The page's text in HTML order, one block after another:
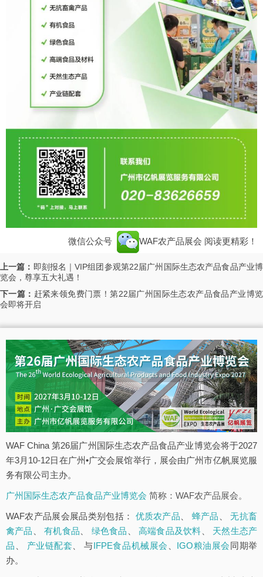
微信公众号 WAF农产品展会 阅读更精彩！
上一篇： 即刻报名｜VIP组团参观第22届广州国际生态农产品食品产业博
览会，尊享五大礼遇！
下一篇： 赶紧来领免费门票！第22届广州国际生态农产品食品产业博览
会即将开启
WAF China 第26届广州国际生态农产品食品产业博览会将于2027
年3月10-12日在广州•广交会展馆举行，展会由广州市亿帆展览服
务有限公司主办。
广州国际生态农产品食品产业博览会 简称：WAF农产品展会。
WAF农产品展会展品类别包括： 优质农产品 蜂产品 、无抗畜
禽产品
、有机食品 绿色食品 高端食品及饮料
天然生态产
品
产业链配套 、 与IFPE食品机械展会 IGO粮油展会同期举
办。